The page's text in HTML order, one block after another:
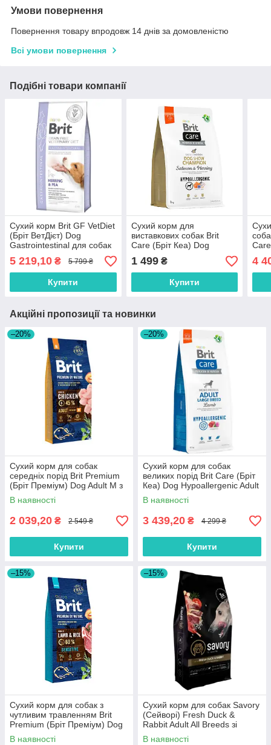
Умови повернення
Повернення товару впродовж 14 днів за домовленістю
Всі умови повернення
Подібні товари компанії
Сухий корм Brit GF VetDiet
(Бріт ВетДієт) Dog
Gastrointestinal для собак
при порушеннях
травлення з оселедцем та
лососем 12 кг
5 219,10 ₴ 5 799 ₴
Купити
Сухий корм для
виставкових собак Brit
Care (Бріт Кеа) Dog
Hypoallergenic Show
Champion з лососем та
оселедцем 3 кг
1 499₴
Купити
4
Акційні пропозиції та новинки
–20%
Сухий корм для собак
середніх порід Brit Premium
(Бріт Преміум) Dog Adult M з
куркою 15 кг
В наявності
2 039,20 ₴ 2 549 ₴
Купити
–20%
Сухий корм для собак
великих порід Brit Care (Бріт
Кеа) Dog Hypoallergenic Adult
Large Breed з ягням 12 кг
В наявності
3 439,20 ₴ 4 299 ₴
Купити
–15%
Сухий корм для собак з
чутливим травленням Brit
Premium (Бріт Преміум) Dog
Sensitive Lamb з ягням 15 кг
В наявності
–15%
Сухий корм для собак Savory
(Cейворi) Fresh Duck &
Rabbit Adult All Breeds зі
свіжої качки та кролика 12 кг
В наявності